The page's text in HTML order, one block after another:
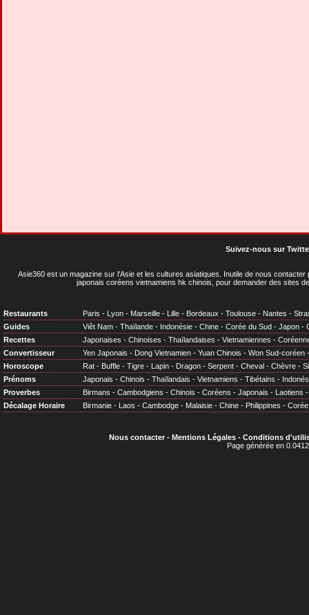
Suivez-nous sur
Asie360 est un magazine sur l'Asie et les cultures asiatiques . Inutile de nous
japonais coréens vietnamiens hk chinois, pour demander des sites
Restaurants Paris - Lyon - Marseille - Lille - Bordeaux - Toulouse - Nantes -
Guides
Viêt Nam - Thaïlande - Indonésie - Chine - Corée du Sud - Japon -
Recettes
Japonaises - Chinoises - Thaïlandaises - Vietnamiennes -
Convertisseur
Yen Japonais - Dong Vietnamien - Yuan Chinois - Won Sud-coréen
Horoscope
Rat - Buffle - Tigre - Lapin - Dragon - Serpent - Cheval - Chèvre -
Prénoms
Japonais - Chinois - Thaïlandais - Vietnamiens - Tibétains -
Proverbes
Birmans - Cambodgiens - Chinois - Coréens - Japonais - Laotiens
Décalage Horaire
Birmanie - Laos - Cambodge - Malaisie - Chine - Philippines - Corée
Nous contacter- Mentions Légales- Conditions
Page générée en